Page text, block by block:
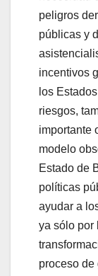
peligros
públicas y
incentivos
los
riesgos,
importante
modelo
Estado de
políticas
ayudar a
ya sólo por
proceso